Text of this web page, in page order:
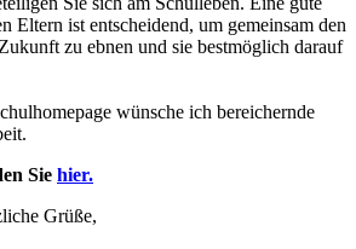
Eltern ist entscheidend, um gemeinsam den
zu ebnen und sie bestmöglich darauf
wünsche ich bereichernde
Sie hier.
Grüße,